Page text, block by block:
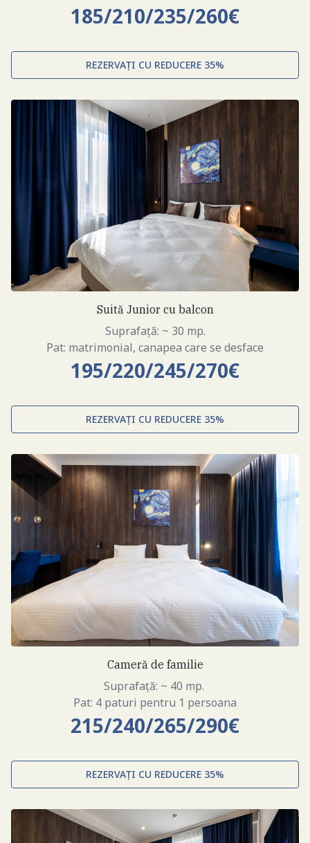
185/210/235/260€
REZERVAȚI CU REDUCERE 35%
Suită Junior cu balcon
Suprafață: ~ 30 mp.
Pat: matrimonial, canapea care se desface
195/220/245/270€
REZERVAȚI CU REDUCERE 35%
Cameră de familie
Suprafață: ~ 40 mp.
Pat: 4 paturi pentru 1 persoana
215/240/265/290€
REZERVAȚI CU REDUCERE 35%